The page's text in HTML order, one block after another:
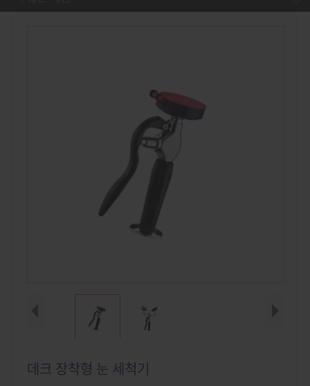
데크 장착형 눈 세척기